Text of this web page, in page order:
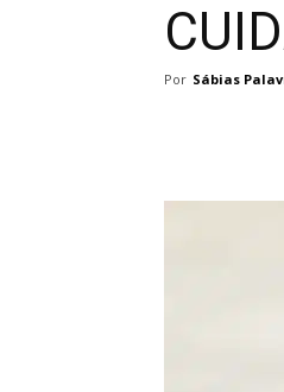
Por Sábias